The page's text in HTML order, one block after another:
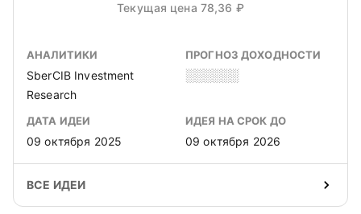
Текущая цена 78,36 ₽
АНАЛИТИКИ
SberCIB Investment
Research
ПРОГНОЗ ДОХОДНОСТИ
░░░░░░
ДАТА ИДЕИ
09 октября 2025
ИДЕЯ НА СРОК ДО
09 октября 2026
ВСЕ ИДЕИ